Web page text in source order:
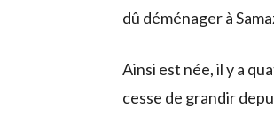
dû déménager à
Ainsi est née, il y a
cesse de grandir